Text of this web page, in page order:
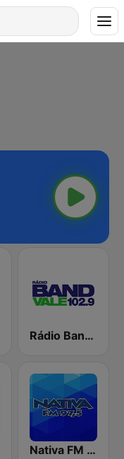
Rádio Band Vale
Nativa FM - São José dos Campos